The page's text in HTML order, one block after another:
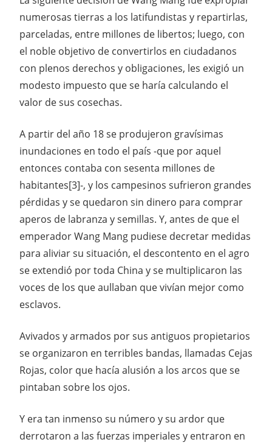
numerosas tierras a los latifundistas y repartirlas,
parceladas, entre millones de libertos; luego, con
el noble objetivo de convertirlos en ciudadanos
con plenos derechos y obligaciones, les exigió un
modesto impuesto que se haría calculando el
valor de sus cosechas.
A partir del año 18 se produjeron gravísimas
inundaciones en todo el país -que por aquel
entonces contaba con sesenta millones de
habitantes[3]-, y los campesinos sufrieron grandes
pérdidas y se quedaron sin dinero para comprar
aperos de labranza y semillas. Y, antes de que el
emperador Wang Mang pudiese decretar medidas
para aliviar su situación, el descontento en el agro
se extendió por toda China y se multiplicaron las
voces de los que aullaban que vivían mejor como
esclavos.
Avivados y armados por sus antiguos propietarios
se organizaron en terribles bandas, llamadas Cejas
Rojas, color que hacía alusión a los arcos que se
pintaban sobre los ojos.
Y era tan inmenso su número y su ardor que
derrotaron a las fuerzas imperiales y entraron en